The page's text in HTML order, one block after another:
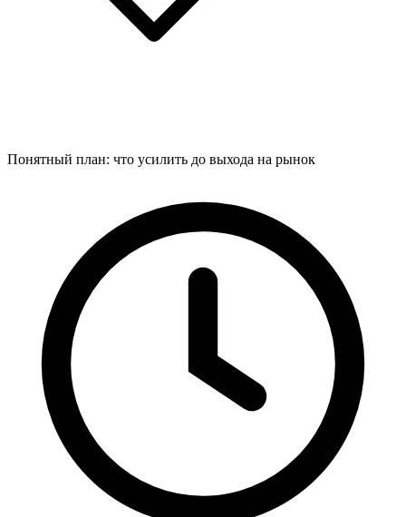
Понятный план: что усилить до выхода на рынок